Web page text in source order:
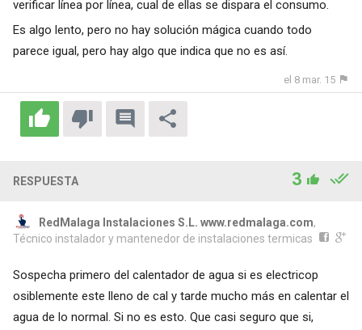
verificar línea por línea, cual de ellas se dispara el consumo.
Es algo lento, pero no hay solución mágica cuando todo
parece igual, pero hay algo que indica que no es así.
el 8 mar. 15
RESPUESTA 3
RedMalaga Instalaciones S.L. www.redmalaga.com,
Técnico instalador y mantenedor de instalaciones termicas
Sospecha primero del calentador de agua si es electricop
osiblemente este lleno de cal y tarde mucho más en calentar el
agua de lo normal. Si no es esto. Que casi seguro que si,